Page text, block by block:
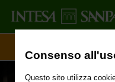
Consenso
Questo sito utilizza